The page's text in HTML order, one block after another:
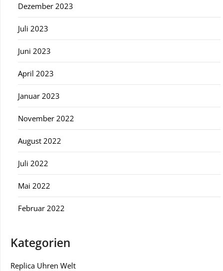
Dezember 2023
Juli 2023
Juni 2023
April 2023
Januar 2023
November 2022
August 2022
Juli 2022
Mai 2022
Februar 2022
Kategorien
Replica Uhren Welt